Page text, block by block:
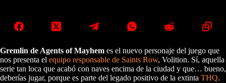
Gremlin de Agents of Mayhem es el nuevo personaje del juego que
nos presenta el equipo responsable de Saints Row, Volition. Sí, aquella
serie tan loca que acabó con naves encima de la ciudad y que… bueno,
deberías jugar, porque es parte del legado positivo de la extinta THQ.